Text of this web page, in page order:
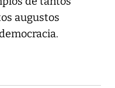
augustos